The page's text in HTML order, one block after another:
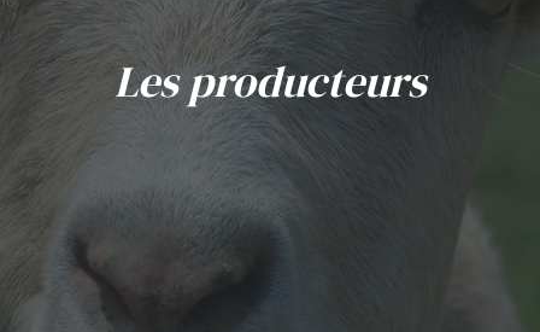
Les producteurs